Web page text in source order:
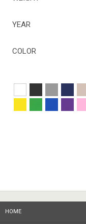
YEAR
COLOR
HOME